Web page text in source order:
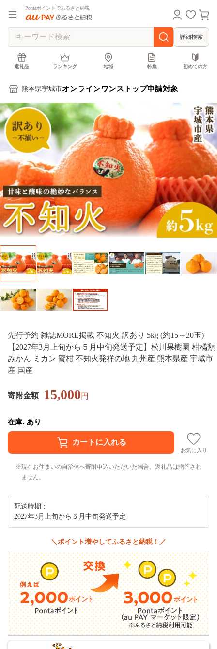
Pontaポイントでふるさと納税
詳細検索
返礼品 ランキング 地域 特集 初めての方
熊本県宇城市オンラインワンストップ申請対象
先行予約 雑誌MORE掲載 不知火 訳あり 5kg (約15～20玉)
【2027年3月上旬から５月中旬発送予定】松川果樹園 柑橘類
みかん ミカン 蜜柑 不知火発祥の地 九州産 熊本県産 宇城市
産 国産
寄附金額 15,000円
在庫: あり
お気に入り
現在お住まいの自治体へ寄附申込いただいた場合、返礼品は贈答され
ません。
配送時期：
2027年3月上旬から５月中旬発送予定
＼ポイント増やしてふるさと納税！／